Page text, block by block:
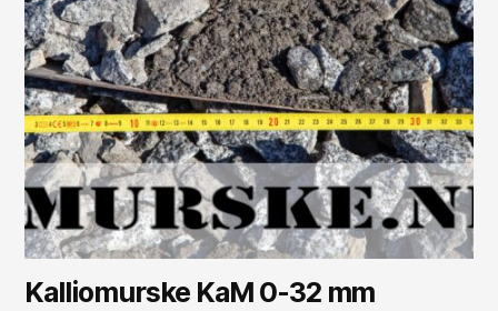
Kalliomurske KaM 0-32 mm